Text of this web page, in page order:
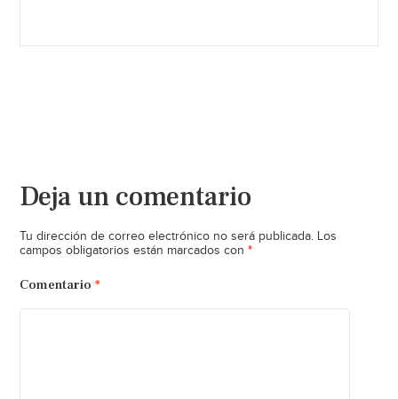
Deja un comentario
Tu dirección de correo electrónico no será publicada. Los
campos obligatorios están marcados con *
Comentario *